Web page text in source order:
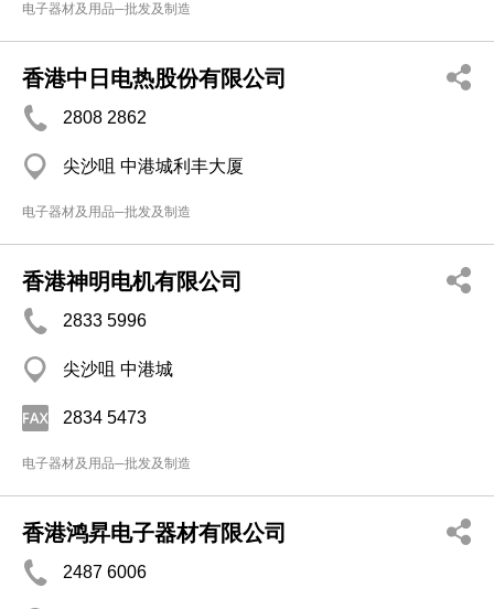
电子器材及用品─批发及制造
香港中日电热股份有限公司
2808 2862
尖沙咀 中港城利丰大厦
电子器材及用品─批发及制造
香港神明电机有限公司
2833 5996
尖沙咀 中港城
2834 5473
电子器材及用品─批发及制造
香港鸿昇电子器材有限公司
2487 6006